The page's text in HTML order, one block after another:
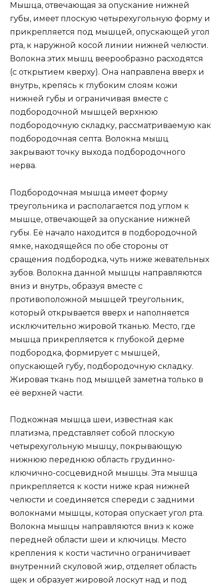
Мышца, отвечающая за опускание нижней
губы, имеет плоскую четырехугольную форму и
прикрепляется под мышцей, опускающей угол
рта, к наружной косой линии нижней челюсти.
Волокна этих мышц веерообразно расходятся
(с открытием кверху). Она направлена вверх и
внутрь, крепясь к глубоким слоям кожи
нижней губы и ограничивая вместе с
подбородочной мышцей верхнюю
подбородочную складку, рассматриваемую как
подбородочная септа. Волокна мышц
закрывают точку выхода подбородочного
нерва.
Подбородочная мышца имеет форму
треугольника и располагается под углом к
мышце, отвечающей за опускание нижней
губы. Её начало находится в подбородочной
ямке, находящейся по обе стороны от
сращения подбородка, чуть ниже жевательных
зубов. Волокна данной мышцы направляются
вниз и внутрь, образуя вместе с
противоположной мышцей треугольник,
который открывается вверх и наполняется
исключительно жировой тканью. Место, где
мышца прикрепляется к глубокой дерме
подбородка, формирует с мышцей,
опускающей губу, подбородочную складку.
Жировая ткань под мышцей заметна только в
её верхней части.
Подкожная мышца шеи, известная как
платизма, представляет собой плоскую
четырехугольную мышцу, покрывающую
нижнюю переднюю область грудинно-
ключично-сосцевидной мышцы. Эта мышца
прикрепляется к кости ниже края нижней
челюсти и соединяется спереди с задними
волокнами мышцы, которая опускает угол рта.
Волокна мышцы направляются вниз к коже
передней области шеи и ключицы. Место
крепления к кости частично ограничивает
внутренний скуловой жир, отделяет область
щек и образует жировой лоскут над и под